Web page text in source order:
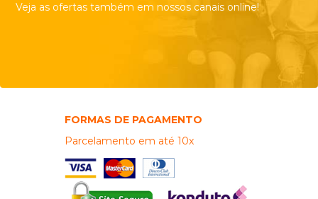
Veja as ofertas também em nossos canais online!
FORMAS DE PAGAMENTO
Parcelamento em até 10x